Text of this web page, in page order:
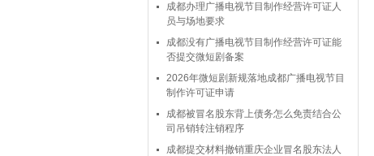
成都办理广播电视节目制作经营许可证人
员与场地要求
成都没有广播电视节目制作经营许可证能
否提交微短剧备案
2026年微短剧新规落地成都广播电视节目
制作许可证申请
成都被冒名股东背上债务怎么免责结合公
司吊销转注销程序
成都提交材料撤销重庆企业冒名股东法人